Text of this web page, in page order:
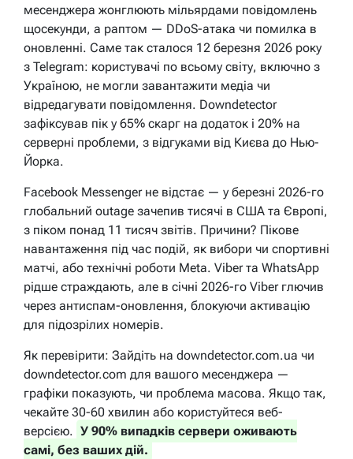
месенджера жонглюють мільярдами повідомлень
щосекунди, а раптом — DDoS-атака чи помилка в
оновленні. Саме так сталося 12 березня 2026 року
з Telegram: користувачі по всьому світу, включно з
Україною, не могли завантажити медіа чи
відредагувати повідомлення. Downdetector
зафіксував пік у 65% скарг на додаток і 20% на
серверні проблеми, з відгуками від Києва до Нью-
Йорка.
Facebook Messenger не відстає — у березні 2026-го
глобальний outage зачепив тисячі в США та Європі,
з піком понад 11 тисяч звітів. Причини? Пікове
навантаження під час подій, як вибори чи спортивні
матчі, або технічні роботи Meta. Viber та WhatsApp
рідше страждають, але в січні 2026-го Viber глючив
через антиспам-оновлення, блокуючи активацію
для підозрілих номерів.
Як перевірити: Зайдіть на downdetector.com.ua чи
downdetector.com для вашого месенджера —
графіки показують, чи проблема масова. Якщо так,
чекайте 30-60 хвилин або користуйтеся веб-
версією. У 90% випадків сервери оживають
самі, без ваших дій.